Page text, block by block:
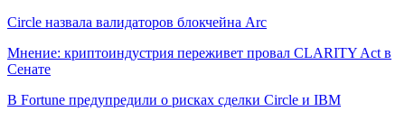
Circle назвала валидаторов блокчейна Arc
Мнение: криптоиндустрия переживет провал CLARITY Act в
Сенате
В Fortune предупредили о рисках сделки Circle и IBM